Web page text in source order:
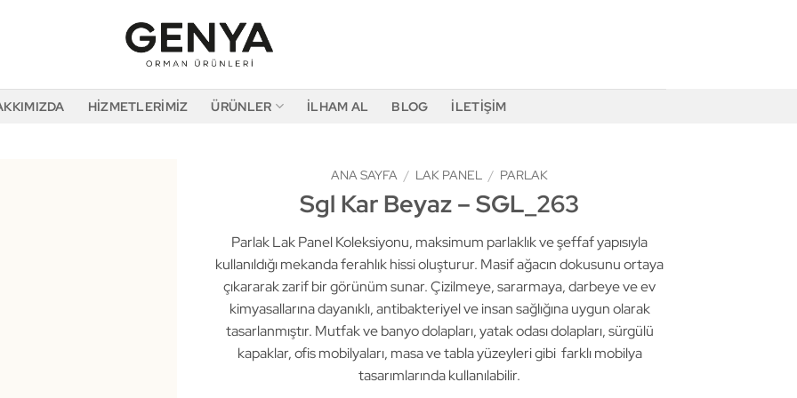
HIZMETLERIMIZ ÜRÜNLER İLHAM AL BLOG İLETIŞIM
ANA SAYFA / LAK PANEL / PARLAK
Sgl Kar Beyaz – SGL_263
Parlak Lak Panel Koleksiyonu, maksimum parlaklık ve şeffaf yapısıyla
kullanıldığı mekanda ferahlık hissi oluşturur. Masif ağacın dokusunu ortaya
çıkararak zarif bir görünüm sunar. Çizilmeye, sararmaya, darbeye ve ev
kimyasallarına dayanıklı, antibakteriyel ve insan sağlığına uygun olarak
tasarlanmıştır. Mutfak ve banyo dolapları, yatak odası dolapları, sürgülü
kapaklar, ofis mobilyaları, masa ve tabla yüzeyleri gibi farklı mobilya
tasarımlarında kullanılabilir.